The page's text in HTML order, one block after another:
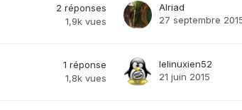
2 réponses
1,9k vues
Alriad
27 septembre
1 réponse
1,8k vues
lelinuxien52
21 juin 2015